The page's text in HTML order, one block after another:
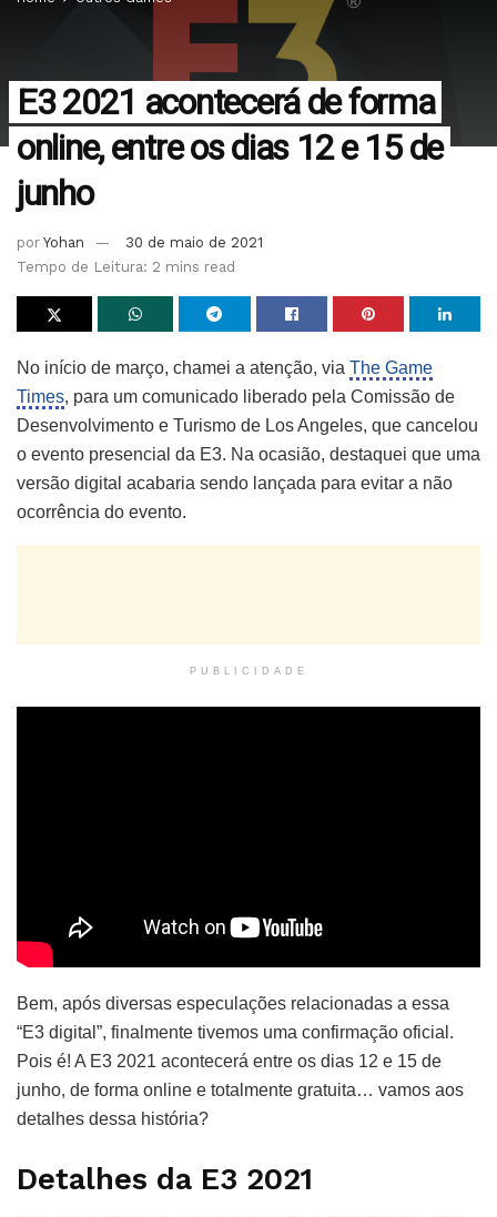
E3 2021 acontecerá de forma
online, entre os dias 12 e 15 de
junho
por Yohan
30 de maio de 2021
Tempo de Leitura: 2 mins read
No início de março, chamei a atenção, via The Game
Times, para um comunicado liberado pela Comissão de
Desenvolvimento e Turismo de Los Angeles, que cancelou
o evento presencial da E3. Na ocasião, destaquei que uma
versão digital acabaria sendo lançada para evitar a não
ocorrência do evento.
PUBLICIDADE
Bem, após diversas especulações relacionadas a essa
“E3 digital”, finalmente tivemos uma confirmação oficial.
Pois é! A E3 2021 acontecerá entre os dias 12 e 15 de
junho, de forma online e totalmente gratuita… vamos aos
detalhes dessa história?
Detalhes da E3 2021